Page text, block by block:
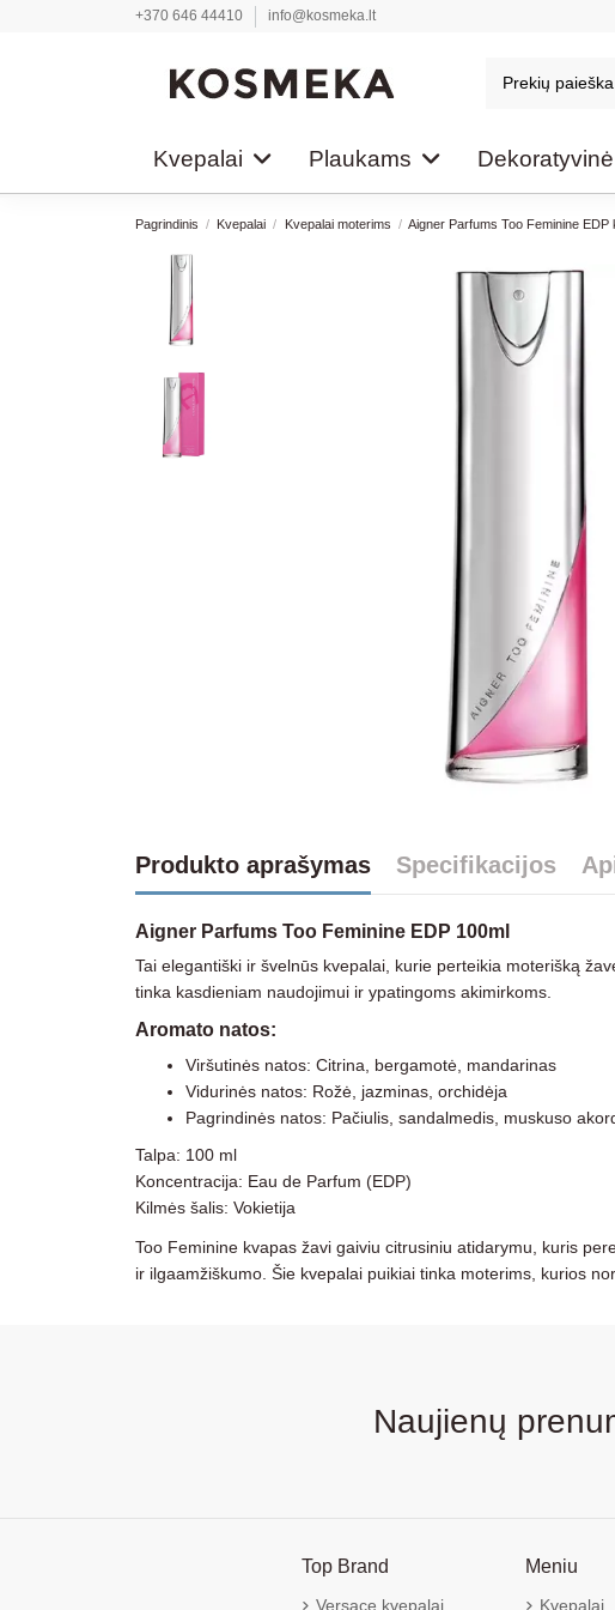
+370 646 44410 info@kosmeka.lt
Kvepalai Plaukams
Pagrindinis Kvepalai Kvepalai moterims Aigner Parfums Too Feminine EDP
Produkto aprašymas Specifikacijos
Aigner Parfums Too Feminine EDP 100ml
Tai elegantiški ir švelnūs kvepalai, kurie perteikia moterišką
tinka kasdieniam naudojimui ir ypatingoms akimirkoms.
Aromato natos:
Viršutinės natos: Citrina, bergamotė, mandarinas
Vidurinės natos: Rožė, jazminas, orchidėja
Pagrindinės natos: Pačiulis, sandalmedis, muskuso
Talpa: 100 ml
Koncentracija: Eau de Parfum (EDP)
Kilmės šalis: Vokietija
Too Feminine kvapas žavi gaiviu citrusiniu atidarymu, kuris
ir ilgaamžiškumo. Šie kvepalai puikiai tinka moterims, kurios
Naujienų
Top Brand
Versace kvepalai
Meniu
Kvepalai